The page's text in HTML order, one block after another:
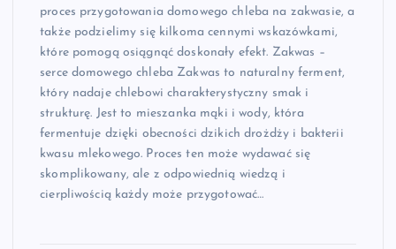
proces przygotowania domowego chleba na zakwasie, a
także podzielimy się kilkoma cennymi wskazówkami,
które pomogą osiągnąć doskonały efekt. Zakwas –
serce domowego chleba Zakwas to naturalny ferment,
który nadaje chlebowi charakterystyczny smak i
strukturę. Jest to mieszanka mąki i wody, która
fermentuje dzięki obecności dzikich drożdży i bakterii
kwasu mlekowego. Proces ten może wydawać się
skomplikowany, ale z odpowiednią wiedzą i
cierpliwością każdy może przygotować…